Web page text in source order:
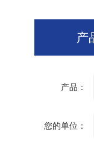
产
产品：
您的单位：